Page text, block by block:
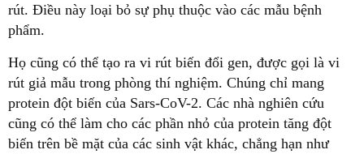
rút. Điều này loại bỏ sự phụ thuộc vào các mẫu bệnh
phẩm.
Họ cũng có thể tạo ra vi rút biến đổi gen, được gọi là vi
rút giả mẫu trong phòng thí nghiệm. Chúng chỉ mang
protein đột biến của Sars-CoV-2. Các nhà nghiên cứu
cũng có thể làm cho các phần nhỏ của protein tăng đột
biến trên bề mặt của các sinh vật khác, chẳng hạn như